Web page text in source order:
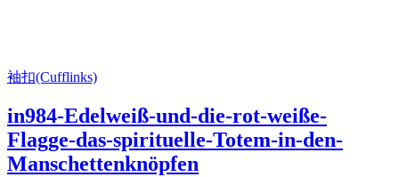
袖扣(Cufflinks)
in984-Edelweiß-und-die-rot-weiße-
Flagge-das-spirituelle-Totem-in-den-
Manschettenknöpfen